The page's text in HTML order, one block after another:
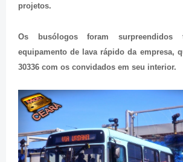
projetos.
Os busólogos foram
equipamento de lava rápido da empresa,
30336 com os convidados em seu interior.